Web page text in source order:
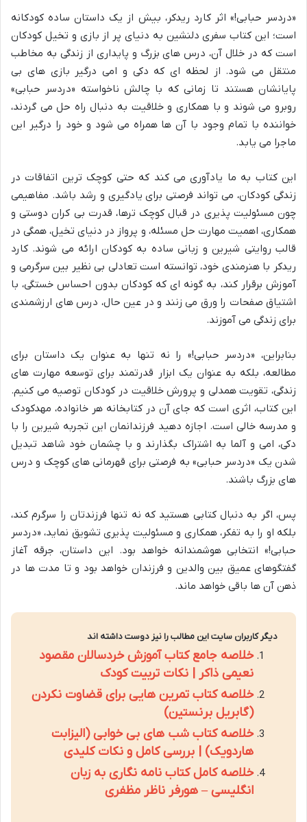
«دردسر حبابی!» اثر کارد ریدکر، بیش از یک داستان ساده کودکانه
است؛ این کتاب سفری دلنشین به دنیای پر از بازی و تخیل کودکان
است که در خلال آن، درس های بزرگ و پایداری از زندگی به مخاطب
منتقل می شود. از لحظه ای که دکی و امی درگیر بازی های بی
پایانشان هستند تا زمانی که با چالش ناخواسته «دردسر حبابی»
روبرو می شوند و با همکاری و خلاقیت به دنبال راه حل می گردند،
خواننده با تمام وجود با آن ها همراه می شود و خود را درگیر این
ماجرا می یابد.
این کتاب به ما یادآوری می کند که حتی کوچک ترین اتفاقات در
زندگی کودکان، می تواند فرصتی برای یادگیری و رشد باشد. مفاهیمی
چون مسئولیت پذیری در قبال کوچک ترها، قدرت بی کران دوستی و
همکاری، اهمیت مهارت حل مسئله، و پرواز در دنیای تخیل، همگی در
قالب روایتی شیرین و زبانی ساده به کودکان ارائه می شوند. کارد
ریدکر با هنرمندی خود، توانسته است تعادلی بی نظیر بین سرگرمی و
آموزش برقرار کند، به گونه ای که کودکان بدون احساس خستگی، با
اشتیاق صفحات را ورق می زنند و در عین حال، درس های ارزشمندی
برای زندگی می آموزند.
بنابراین، «دردسر حبابی!» را نه تنها به عنوان یک داستان برای
مطالعه، بلکه به عنوان یک ابزار قدرتمند برای توسعه مهارت های
زندگی، تقویت همدلی و پرورش خلاقیت در کودکان توصیه می کنیم.
این کتاب، اثری است که جای آن در کتابخانه هر خانواده، مهدکودک
و مدرسه خالی است. اجازه دهید فرزندانمان این تجربه شیرین را با
دکی، امی و آلما به اشتراک بگذارند و با چشمان خود شاهد تبدیل
شدن یک «دردسر حبابی» به فرصتی برای قهرمانی های کوچک و درس
های بزرگ باشند.
پس، اگر به دنبال کتابی هستید که نه تنها فرزندتان را سرگرم کند،
بلکه او را به تفکر، همکاری و مسئولیت پذیری تشویق نماید، «دردسر
حبابی!» انتخابی هوشمندانه خواهد بود. این داستان، جرقه آغاز
گفتگوهای عمیق بین والدین و فرزندان خواهد بود و تا مدت ها در
ذهن آن ها باقی خواهد ماند.
دیگر کاربران سایت این مطالب را نیز دوست داشته اند
خلاصه جامع کتاب آموزش خردسالان مقصود
نعیمی ذاکر | نکات تربیت کودک
خلاصه کتاب تمرین هایی برای قضاوت نکردن
(گابریل برنستین)
خلاصه کتاب شب های بی خوابی (الیزابت
هاردویک) | بررسی کامل و نکات کلیدی
خلاصه کامل کتاب نامه نگاری به زبان
انگلیسی – هورفر ناظر مظفری